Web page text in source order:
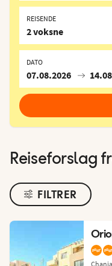
DATO
07.08.2026
REISENDE
2 voksne
Reiseforslag
FILTRER